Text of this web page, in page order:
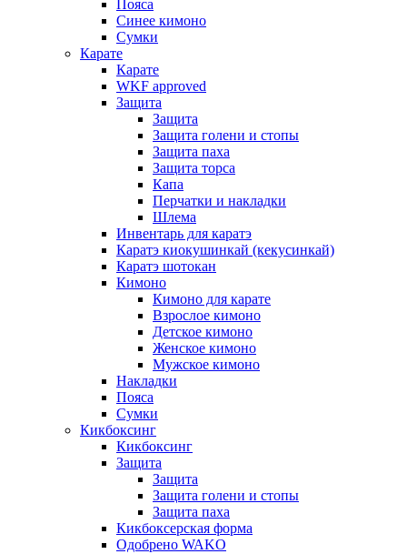
Пояса
Синее кимоно
Сумки
Карате
Карате
WKF approved
Защита
Защита
Защита голени и стопы
Защита паха
Защита торса
Капа
Перчатки и накладки
Шлема
Инвентарь для каратэ
Каратэ киокушинкай (кекусинкай)
Каратэ шотокан
Кимоно
Кимоно для карате
Взрослое кимоно
Детское кимоно
Женское кимоно
Мужское кимоно
Накладки
Пояса
Сумки
Кикбоксинг
Кикбоксинг
Защита
Защита
Защита голени и стопы
Защита паха
Кикбоксерская форма
Одобрено WAKO